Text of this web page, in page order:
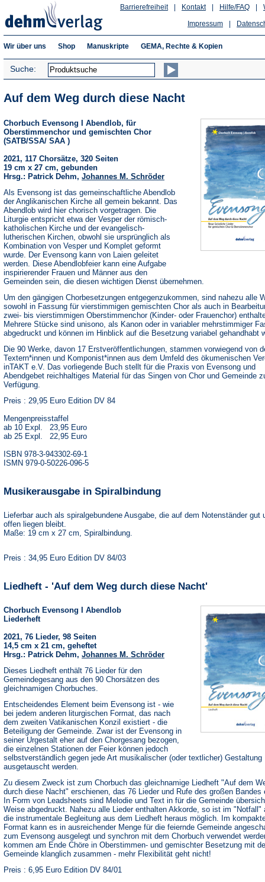
Hilfe/FAQ
Kontakt
Barrierefreiheit
Impressum
Wir über uns Shop Manuskripte GEMA, Rechte & Kopien
Suche:
Auf dem Weg durch diese Nacht
Chorbuch Evensong I Abendlob, für
Oberstimmenchor und gemischten Chor
(SATB/SSA/ SAA )
2021, 117 Chorsätze, 320 Seiten
19 cm x 27 cm, gebunden
Hrsg.: Patrick Dehm, Johannes M. Schröder
Als Evensong ist das gemeinschaftliche Abendlob
der Anglikanischen Kirche all gemein bekannt. Das
Abendlob wird hier chorisch vorgetragen. Die
Liturgie entspricht etwa der Vesper der römisch-
katholischen Kirche und der evangelisch-
lutherischen Kirchen, obwohl sie ursprünglich als
Kombination von Vesper und Komplet geformt
wurde. Der Evensong kann von Laien geleitet
werden. Diese Abendlobfeier kann eine Aufgabe
inspirierender Frauen und Männer aus den
Gemeinden sein, die diesen wichtigen Dienst übernehmen.
Um den gängigen Chorbesetzungen entgegenzukommen, sind nahezu alle
sowohl in Fassung für vierstimmigen gemischten Chor als auch in
zwei- bis vierstimmigen Oberstimmenchor (Kinder- oder Frauenchor)
Mehrere Stücke sind unisono, als Kanon oder in variabler mehrstimmiger
abgedruckt und können im Hinblick auf die Besetzung variabel gehandhabt
Die 90 Werke, davon 17 Erstveröffentlichungen, stammen vorwiegend von
Textern*innen und Komponist*innen aus dem Umfeld des ökumenischen
inTAKT e.V. Das vorliegende Buch stellt für die Praxis von Evensong und
Abendgebet reichhaltiges Material für das Singen von Chor und Gemeinde
Verfügung.
Preis : 29,95 Euro Edition DV 84
Mengenpreisstaffel
ab 10 Expl. 23,95 Euro
ab 25 Expl. 22,95 Euro
ISBN 978-3-943302-69-1
ISMN 979-0-50226-096-5
Musikerausgabe in Spiralbindung
Lieferbar auch als spiralgebundene Ausgabe, die auf dem Notenständer gut
offen liegen bleibt.
Maße: 19 cm x 27 cm, Spiralbindung.
Preis : 34,95 Euro Edition DV 84/03
Liedheft - 'Auf dem Weg durch diese Nacht'
Chorbuch Evensong I Abendlob
Liederheft
2021, 76 Lieder, 98 Seiten
14,5 cm x 21 cm, geheftet
Hrsg.: Patrick Dehm, Johannes M. Schröder
Dieses Liedheft enthält 76 Lieder für den
Gemeindegesang aus den 90 Chorsätzen des
gleichnamigen Chorbuches.
Entscheidendes Element beim Evensong ist - wie
bei jedem anderen liturgischen Format, das nach
dem zweiten Vatikanischen Konzil existiert - die
Beteiligung der Gemeinde. Zwar ist der Evensong in
seiner Urgestalt eher auf den Chorgesang bezogen,
die einzelnen Stationen der Feier können jedoch
selbstverständlich gegen jede Art musikalischer (oder textlicher) Gestaltung
ausgetauscht werden.
Zu diesem Zweck ist zum Chorbuch das gleichnamige Liedheft "Auf dem
durch diese Nacht" erschienen, das 76 Lieder und Rufe des großen Bandes
In Form von Leadsheets sind Melodie und Text in für die Gemeinde
Weise abgedruckt. Nahezu alle Lieder enthalten Akkorde, so ist im "Notfall"
die instrumentale Begleitung aus dem Liedheft heraus möglich. Im
Format kann es in ausreichender Menge für die feiernde Gemeinde
zum Evensong ausgelegt und synchron mit dem Chorbuch verwendet
kommen am Ende Chöre in Oberstimmen- und gemischter Besetzung mit
Gemeinde klanglich zusammen - mehr Flexibilität geht nicht!
Preis : 6,95 Euro Edition DV 84/01